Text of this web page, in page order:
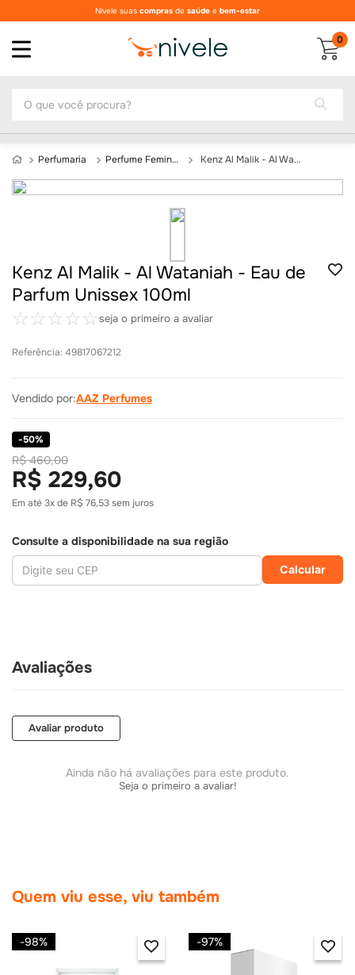
Nivele suas compras de saúde e bem-estar
0
Perfumaria Perfume Feminino Kenz Al Malik - Al Wataniah - Eau de Parfum Unissex 100ml
Kenz Al Malik - Al Wataniah - Eau de
Parfum Unissex 100ml
☆☆☆☆☆seja o primeiro a avaliar
Referência: 49817067212
Vendido por:AAZ Perfumes
-50%
R$ 460,00
R$ 229,60
Em até3x de R$ 76,53sem juros
Consulte a disponibilidade na sua região
Calcular
R$ 229
Avaliações
Avaliar produto
Ainda não há avaliações para este produto.
Seja o primeiro a avaliar!
Quem viu esse, viu também
-98% -97%